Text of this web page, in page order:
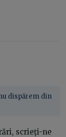
dispărem din
scrieți-ne